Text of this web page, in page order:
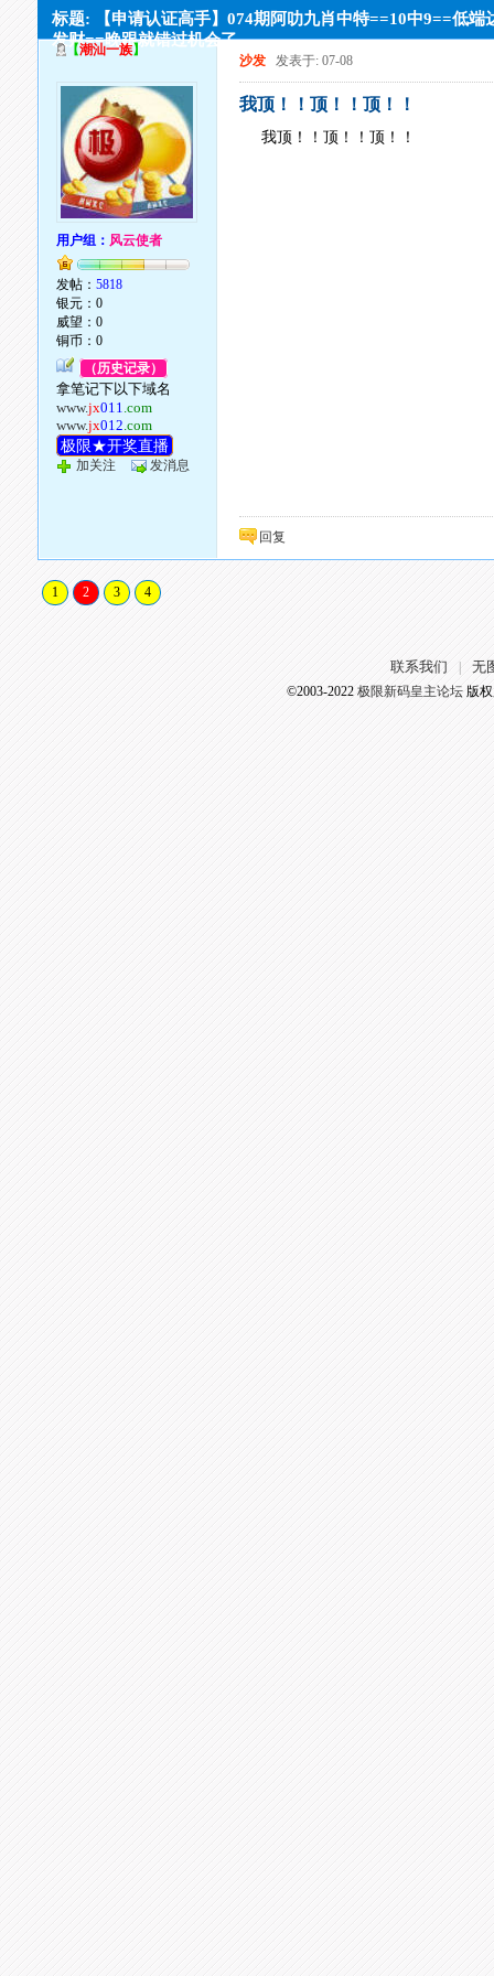
标题: 【申请认证高手】074期阿叻九肖中特==10中9==低端
发财==晚跟就错过机会了
【潮汕一族】
用户组： 风云使者
发帖：5818
银元：0
威望：0
铜币：0
（历史记录）
拿笔记下以下域名
www.jx011.com
www.jx012.com
极限★开奖直播
加关注 发消息
沙发 发表于: 07-08
我顶！！顶！！顶！！
我顶！！顶！！顶！！
回复
1 2 3 4
联系我们 无
©2003-2022 极限新码皇主论坛版权